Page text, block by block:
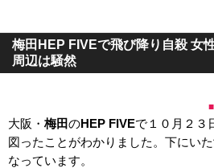
梅田HEP FIVEで飛び降り自殺 女
周辺は騒然
■
大阪・ 梅田のHEP FIVEで１０月２３
図ったことがわかりました。下にい
なっています。